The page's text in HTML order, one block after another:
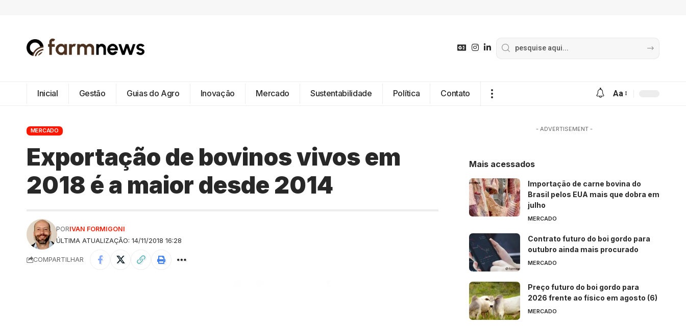
Inicial Gestão Guias do Agro Inovação Mercado Sustentabilidade Política Contato Aa
MERCADO
Exportação de bovinos vivos em
2018 é a maior desde 2014
ÚLTIMA ATUALIZAÇÃO: 14/11/2018 16:28
PORIVAN FORMIGONI
COMPARTILHAR
- ADVERTISEMENT -
Mais acessados
Importação de carne bovina do
Brasil pelos EUA mais que dobra em
julho
MERCADO
Contrato futuro do boi gordo para
outubro ainda mais procurado
MERCADO
Preço futuro do boi gordo para
2026 frente ao físico em agosto (6)
MERCADO